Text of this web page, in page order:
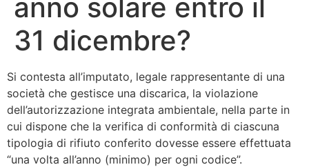
anno solare entro il
31 dicembre?
Si contesta all’imputato, legale rappresentante di una
società che gestisce una discarica, la violazione
dell’autorizzazione integrata ambientale, nella parte in
cui dispone che la verifica di conformità di ciascuna
tipologia di rifiuto conferito dovesse essere effettuata
“una volta all’anno (minimo) per ogni codice”.